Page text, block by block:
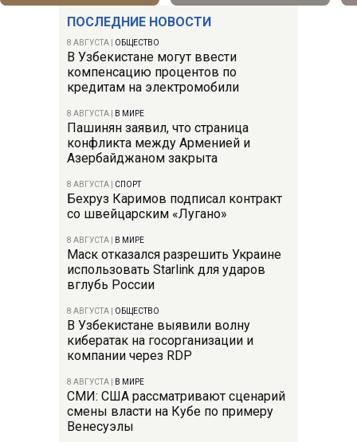
ПОСЛЕДНИЕ НОВОСТИ
8 АВГУСТА ОБЩЕСТВО
В Узбекистане могут ввести
компенсацию процентов по
кредитам на электромобили
8 АВГУСТА В МИРЕ
Пашинян заявил, что страница
конфликта между Арменией и
Азербайджаном закрыта
8 АВГУСТА СПОРТ
Бехруз Каримов подписал контракт
со швейцарским «Лугано»
8 АВГУСТА В МИРЕ
Маск отказался разрешить Украине
использовать Starlink для ударов
вглубь России
8 АВГУСТА ОБЩЕСТВО
В Узбекистане выявили волну
кибератак на госорганизации и
компании через RDP
8 АВГУСТА В МИРЕ
СМИ: США рассматривают сценарий
смены власти на Кубе по примеру
Венесуэлы